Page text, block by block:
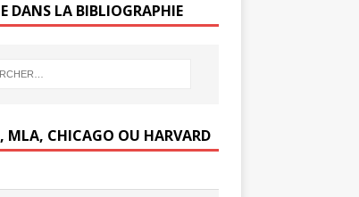
DANS LA BIBLIOGRAPHIE
MLA, CHICAGO OU HARVARD